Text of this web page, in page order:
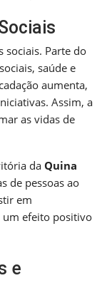
sociais. Parte do
saúde e
aumenta,
Assim, a
as vidas de
da Quina
de pessoas ao
em
um efeito positivo
e